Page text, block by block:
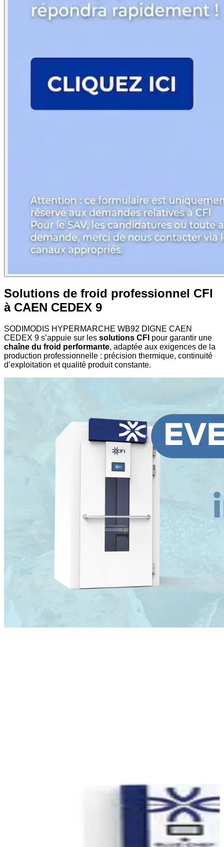
Solutions de froid professionnel CFI
à CAEN CEDEX 9
SODIMODIS HYPERMARCHE WB92 DIGNE CAEN
CEDEX 9 s’appuie sur les solutions CFI pour garantir une
chaîne du froid performante, adaptée aux exigences de la
production professionnelle : précision thermique, continuité
d’exploitation et qualité produit constante.